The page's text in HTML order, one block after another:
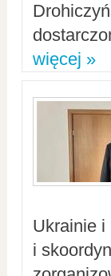
więcej »
Ukrainie i
i